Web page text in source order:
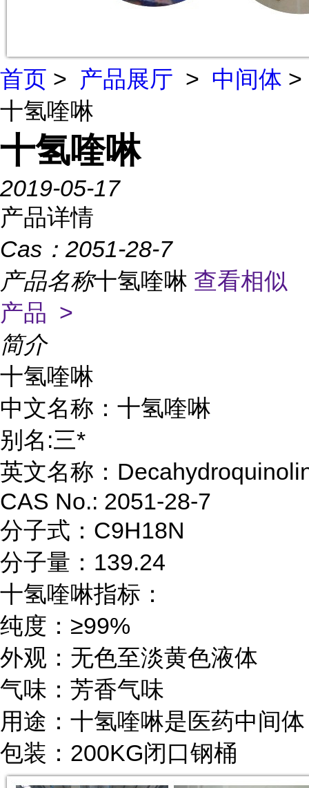
首页 > 产品展厅 > 中间体 >
十氢喹啉
十氢喹啉
2019-05-17
产品详情
Cas： 2051-28-7
产品名称十氢喹啉 查看相似
产品 >
简介
十氢喹啉
中文名称：十氢喹啉
别名:三*
英文名称：
CAS No.: 2051-28-7
分子式：C9H18N
分子量：139.24
十氢喹啉指标：
纯度：≥99%
外观：无色至淡黄色液体
气味：芳香气味
用途：十氢喹啉是医药中间体
包装：200KG闭口钢桶